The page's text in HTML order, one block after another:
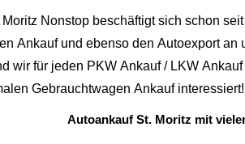
Nonstop
Ankaufund ebenso den Autoexportan und dies für jedes
hat. Darum sind wir für jeden PKW Ankauf/ LKW Ankauf
Gebrauchtwagen Ankaufinteressiert!
Autoankauf St. Moritz mit